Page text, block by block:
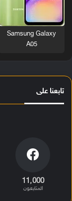
Samsung Galaxy
A05
تابعنا على
11٬000
المتابعون